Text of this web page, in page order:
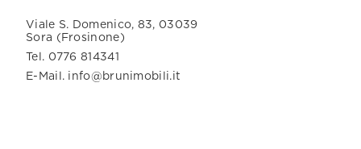
Viale S. Domenico, 83, 03039
Sora (Frosinone)
Tel. 0776 814341
E-Mail. info@brunimobili.it